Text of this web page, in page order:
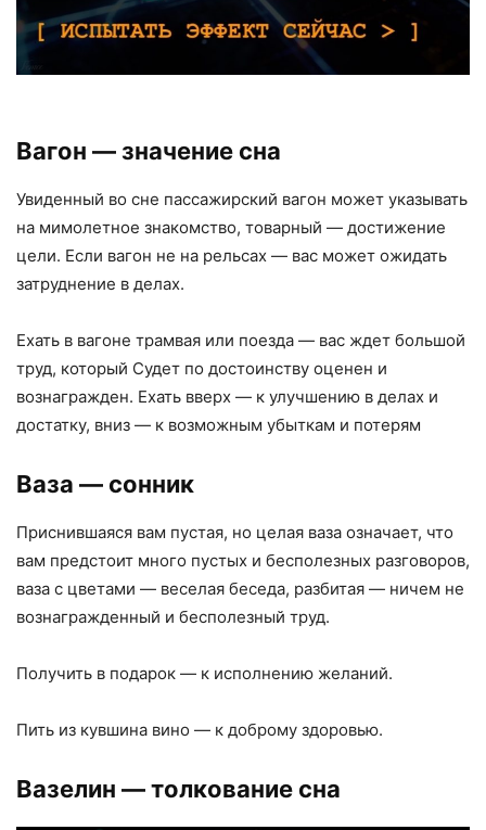
Вагон — значение сна
Увиденный во сне пассажирский вагон может указывать
на мимолетное знакомство, товарный — достижение
цели. Если вагон не на рельсах — вас может ожидать
затруднение в делах.
Ехать в вагоне трамвая или поезда — вас ждет большой
труд, который Судет по достоинству оценен и
вознагражден. Ехать вверх — к улучшению в делах и
достатку, вниз — к возможным убыткам и потерям
Ваза — сонник
Приснившаяся вам пустая, но целая ваза означает, что
вам предстоит много пустых и бесполезных разговоров,
ваза с цветами — веселая беседа, разбитая — ничем не
вознагражденный и бесполезный труд.
Получить в подарок — к исполнению желаний.
Пить из кувшина вино — к доброму здоровью.
Вазелин — толкование сна